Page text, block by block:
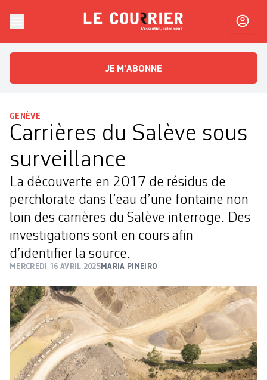
Le CourrierL'essentiel, autrement
JE M'ABONNE
GENÈVE
Carrières du Salève sous
surveillance
La découverte en 2017 de résidus de
perchlorate dans l’eau d’une fontaine non
loin des carrières du Salève interroge. Des
investigations sont en cours afin
d’identifier la source.
MERCREDI 16 AVRIL 2025MARIA PINEIRO